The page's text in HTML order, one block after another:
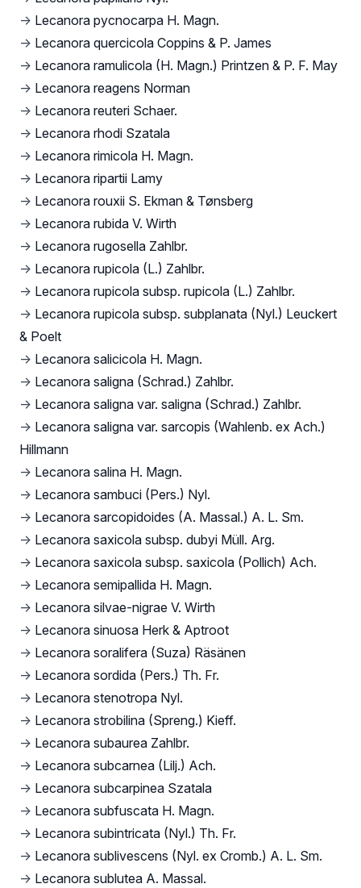
→ Lecanora pycnocarpa H. Magn.
→ Lecanora quercicola Coppins & P. James
→ Lecanora ramulicola (H. Magn.) Printzen & P. F. May
→ Lecanora reagens Norman
→ Lecanora reuteri Schaer.
→ Lecanora rhodi Szatala
→ Lecanora rimicola H. Magn.
→ Lecanora ripartii Lamy
→ Lecanora rouxii S. Ekman & Tønsberg
→ Lecanora rubida V. Wirth
→ Lecanora rugosella Zahlbr.
→ Lecanora rupicola (L.) Zahlbr.
→ Lecanora rupicola subsp. rupicola (L.) Zahlbr.
→ Lecanora rupicola subsp. subplanata (Nyl.) Leuckert
& Poelt
→ Lecanora salicicola H. Magn.
→ Lecanora saligna (Schrad.) Zahlbr.
→ Lecanora saligna var. saligna (Schrad.) Zahlbr.
→ Lecanora saligna var. sarcopis (Wahlenb. ex Ach.)
Hillmann
→ Lecanora salina H. Magn.
→ Lecanora sambuci (Pers.) Nyl.
→ Lecanora sarcopidoides (A. Massal.) A. L. Sm.
→ Lecanora saxicola subsp. dubyi Müll. Arg.
→ Lecanora saxicola subsp. saxicola (Pollich) Ach.
→ Lecanora semipallida H. Magn.
→ Lecanora silvae-nigrae V. Wirth
→ Lecanora sinuosa Herk & Aptroot
→ Lecanora soralifera (Suza) Räsänen
→ Lecanora sordida (Pers.) Th. Fr.
→ Lecanora stenotropa Nyl.
→ Lecanora strobilina (Spreng.) Kieff.
→ Lecanora subaurea Zahlbr.
→ Lecanora subcarnea (Lilj.) Ach.
→ Lecanora subcarpinea Szatala
→ Lecanora subfuscata H. Magn.
→ Lecanora subintricata (Nyl.) Th. Fr.
→ Lecanora sublivescens (Nyl. ex Cromb.) A. L. Sm.
→ Lecanora sublutea A. Massal.